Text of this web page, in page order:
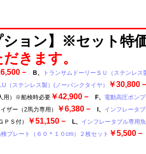
ション】※セット特
きます。
－ B、
トランサムドーリーＳＵ（ステンレ
（ステンレス製）(ノーパンクタイヤ） ￥30,800
用）※船検時必要 ￥42,900－ F、 電動高圧ポン
ザー（2馬力専用） ￥6,380－ I、 インフレータ
Ｓ付） ￥51,150－ L、 インフレータブル専用
プレート（６０＊１０cm）２枚セット ￥5,500－